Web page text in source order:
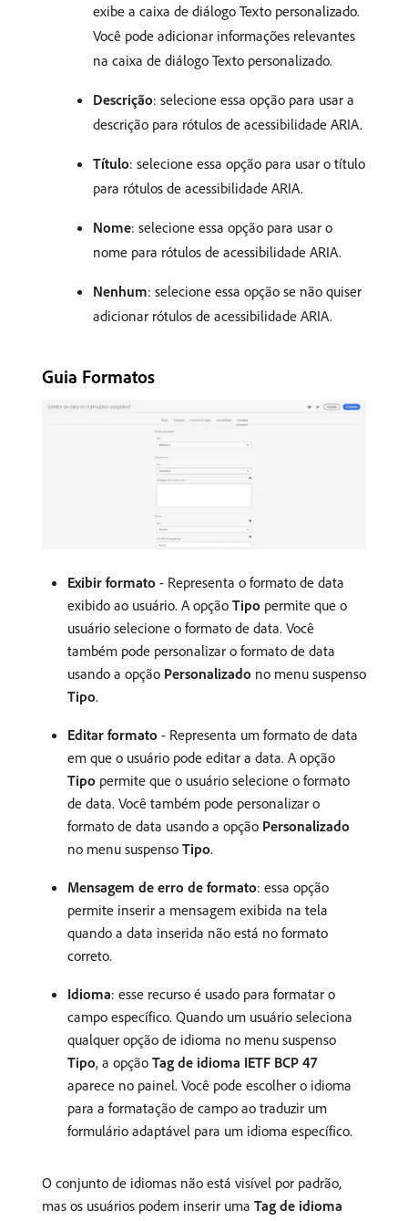
exibe a caixa de diálogo Texto personalizado.
Você pode adicionar informações relevantes
na caixa de diálogo Texto personalizado.
Descrição: selecione essa opção para usar a
descrição para rótulos de acessibilidade ARIA.
Título: selecione essa opção para usar o título
para rótulos de acessibilidade ARIA.
Nome: selecione essa opção para usar o
nome para rótulos de acessibilidade ARIA.
Nenhum: selecione essa opção se não quiser
adicionar rótulos de acessibilidade ARIA.
Guia Formatos
Exibir formato - Representa o formato de data
exibido ao usuário. A opção Tipo permite que o
usuário selecione o formato de data. Você
também pode personalizar o formato de data
usando a opção Personalizado no menu suspenso
Tipo.
Editar formato - Representa um formato de data
em que o usuário pode editar a data. A opção
Tipo permite que o usuário selecione o formato
de data. Você também pode personalizar o
formato de data usando a opção Personalizado
no menu suspenso Tipo.
Mensagem de erro de formato: essa opção
permite inserir a mensagem exibida na tela
quando a data inserida não está no formato
correto.
Idioma: esse recurso é usado para formatar o
campo específico. Quando um usuário seleciona
qualquer opção de idioma no menu suspenso
Tipo, a opção Tag de idioma IETF BCP 47
aparece no painel. Você pode escolher o idioma
para a formatação de campo ao traduzir um
formulário adaptável para um idioma específico.
O conjunto de idiomas não está visível por padrão,
mas os usuários podem inserir uma Tag de idioma